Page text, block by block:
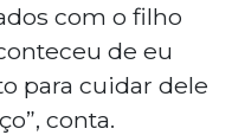
com o filho
de eu
para cuidar dele
conta.